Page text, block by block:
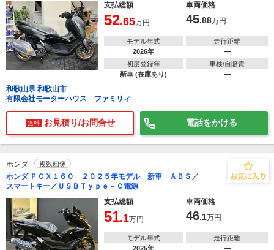
支払総額
車両価格
52.65万円 45.88万円
モデル年式
2026年
走行距離
―
初度登録年
新車 (在庫あり)
車検/自賠責
―
和歌山県 和歌山市
有限会社モーターハウス ファミリィ
無料 お見積り/お問合せ 電話をかける
ホンダ 複数画像
ホンダ ＰＣＸ１６０ ２０２５年モデル 新車 ＡＢＳ／
スマートキー／ＵＳＢＴｙｐｅ－Ｃ電源
支払総額
車両価格
51.1万円 46.1万円
モデル年式
2025年
走行距離
―